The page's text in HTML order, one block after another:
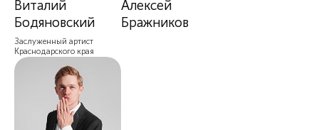
Виталий
Бодяновский
Заслуженный артист
Краснодарского края
Алексей
Бражников